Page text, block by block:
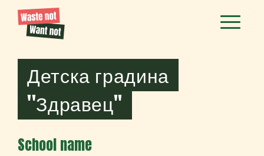
Детска градина
''Здравец''
School name